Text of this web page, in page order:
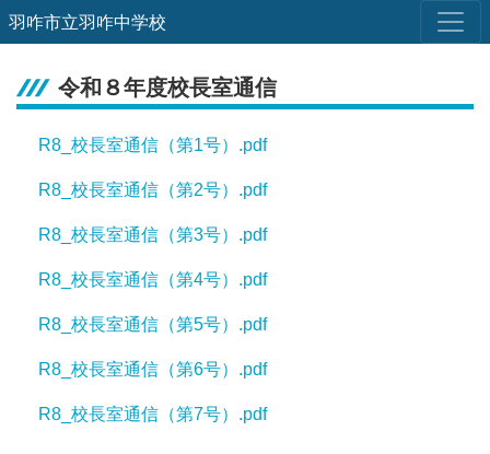
羽咋市立羽咋中学校
令和８年度校長室通信
R8_校長室通信（第1号）.pdf
R8_校長室通信（第2号）.pdf
R8_校長室通信（第3号）.pdf
R8_校長室通信（第4号）.pdf
R8_校長室通信（第5号）.pdf
R8_校長室通信（第6号）.pdf
R8_校長室通信（第7号）.pdf